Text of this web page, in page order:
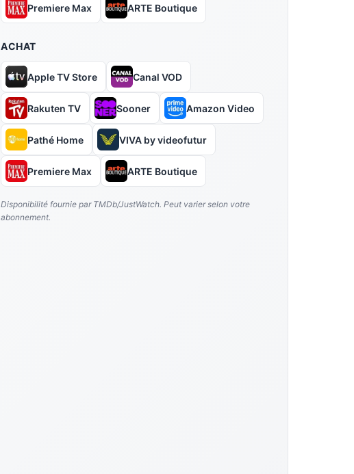
Premiere Max ARTE Boutique
ACHAT
Apple TV Store Canal VOD
Rakuten TV Sooner Amazon Video
Pathé Home VIVA by videofutur
Premiere Max ARTE Boutique
Disponibilité fournie par TMDb/JustWatch. Peut varier selon votre
abonnement.